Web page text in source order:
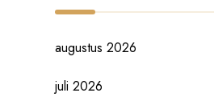
augustus 2026
juli 2026